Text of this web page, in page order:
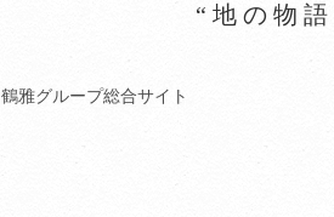
“地の物
鶴雅グループ総合サイト